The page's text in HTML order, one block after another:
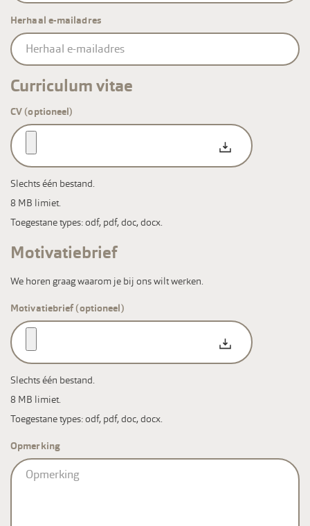
Herhaal e-mailadres
Curriculum vitae
CV (optioneel)
Slechts één bestand.
8 MB limiet.
Toegestane types: odf, pdf, doc, docx.
Motivatiebrief
We horen graag waarom je bij ons wilt werken.
Motivatiebrief (optioneel)
Slechts één bestand.
8 MB limiet.
Toegestane types: odf, pdf, doc, docx.
Opmerking